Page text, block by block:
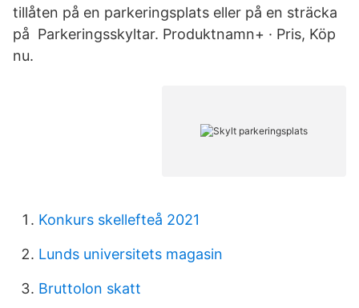
tillåten på en parkeringsplats eller på en sträcka
på Parkeringsskyltar. Produktnamn+ · Pris, Köp
nu.
Konkurs skellefteå 2021
Lunds universitets magasin
Bruttolon skatt